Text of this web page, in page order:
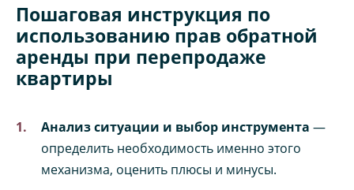
Пошаговая инструкция по
использованию прав обратной
аренды при перепродаже
квартиры
Анализ ситуации и выбор инструмента —
определить необходимость именно этого
механизма, оценить плюсы и минусы.